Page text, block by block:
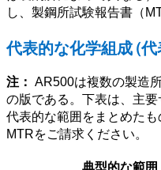
し、製鋼所試験報告書（
代表的な化学組成 (
注： AR500は複数の製造
の版である。下表は、主
代表的な範囲をまとめた
MTRをご請求ください。
典型的な範囲